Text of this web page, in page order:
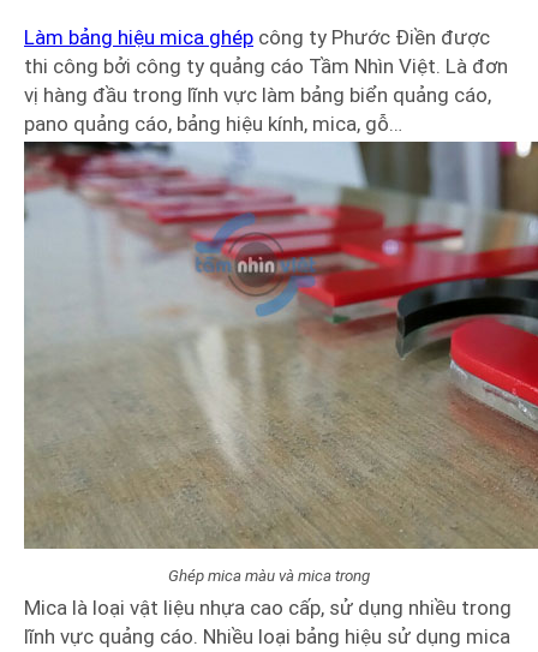
Làm bảng hiệu mica ghép công ty Phước Điền được
thi công bởi công ty quảng cáo Tầm Nhìn Việt. Là đơn
vị hàng đầu trong lĩnh vực làm bảng biển quảng cáo,
pano quảng cáo, bảng hiệu kính, mica, gỗ…
Ghép mica màu và mica trong
Mica là loại vật liệu nhựa cao cấp, sử dụng nhiều trong
lĩnh vực quảng cáo. Nhiều loại bảng hiệu sử dụng mica